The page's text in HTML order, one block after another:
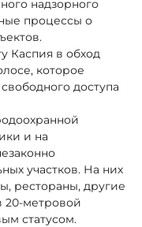
надзорного
процессы о
Каспия в обход
которое
доступа
и на
участков. На них
рестораны, другие
20-метровой
статусом.